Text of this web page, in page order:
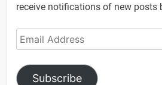
receive notifications of new posts
Email
Address
Subscribe